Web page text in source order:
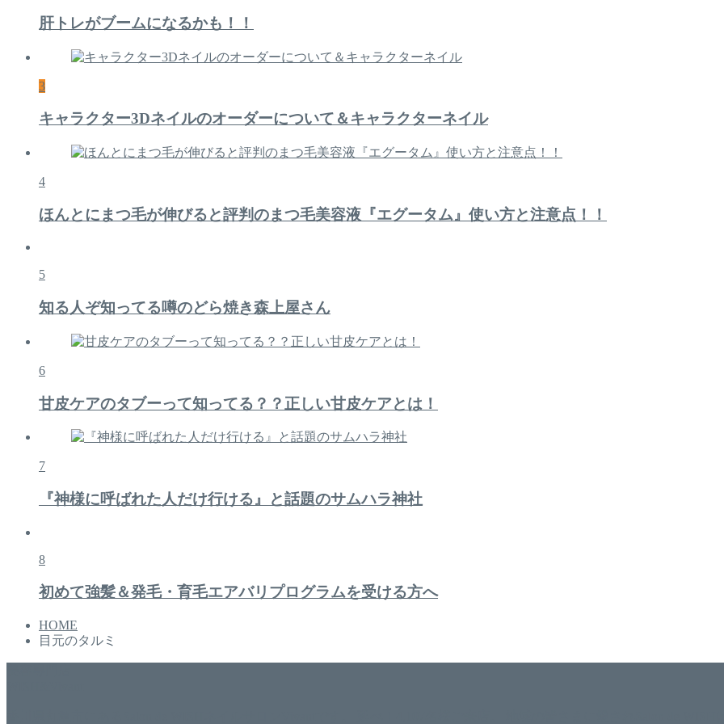
肝トレがブームになるかも！！
3
キャラクター3Dネイルのオーダーについて＆キャラクターネイル
4
ほんとにまつ毛が伸びると評判のまつ毛美容液『エグータム』使い方と注意点！！
5
知る人ぞ知ってる噂のどら焼き森上屋さん
6
甘皮ケアのタブーって知ってる？？正しい甘皮ケアとは！
7
『神様に呼ばれた人だけ行ける』と話題のサムハラ神社
8
初めて強髪＆発毛・育毛エアバリプログラムを受ける方へ
HOME
目元のタルミ